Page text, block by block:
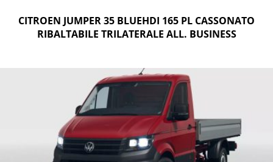
CITROEN JUMPER 35 BLUEHDI 165 PL CASSONATO
RIBALTABILE TRILATERALE ALL. BUSINESS